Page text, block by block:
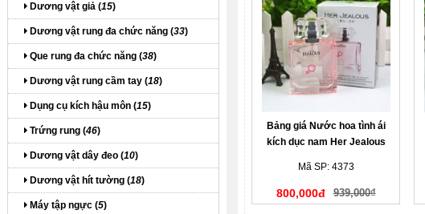
Bảng giá Nước hoa tình ái
kích dục nam Her Jealous
Mã SP: 4373
800,000đ 939,000₫
Dương vật giả (15)
Dương vật rung đa chức năng (33)
Que rung đa chức năng (38)
Dương vật rung cầm tay (18)
Dụng cụ kích hậu môn (15)
Trứng rung (46)
Dương vật dây đeo (10)
Dương vật hít tường (18)
Máy tập ngực (5)